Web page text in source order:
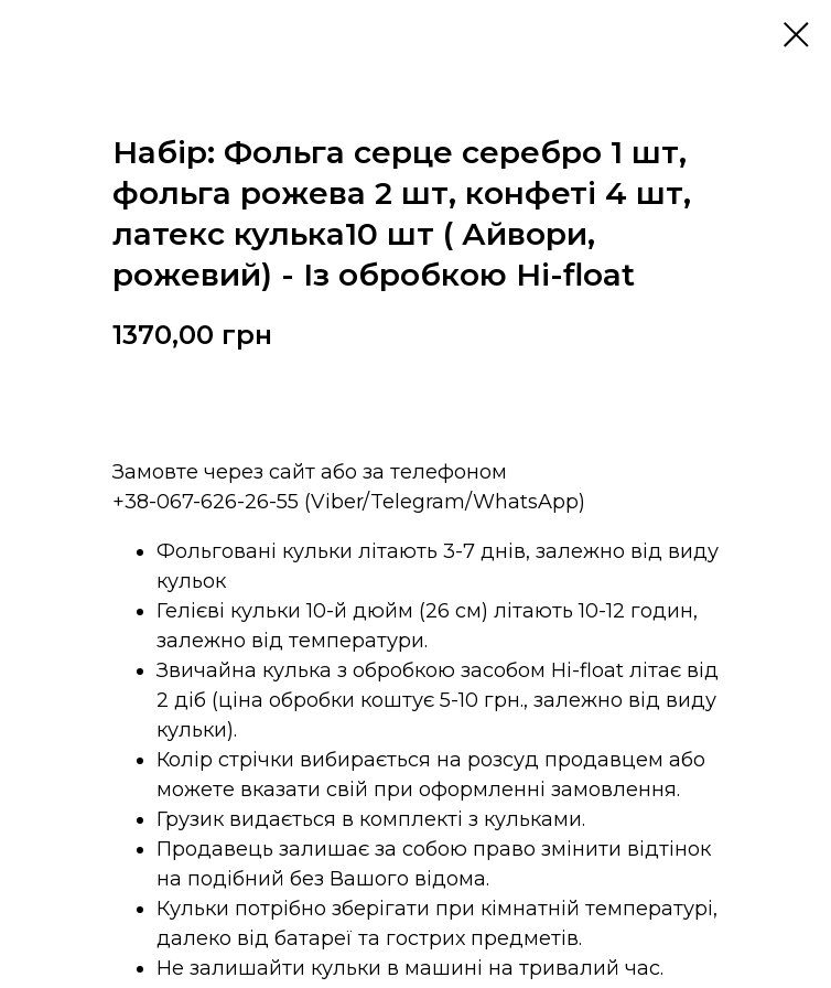
Набір: Фольга серце серебро 1 шт,
фольга рожева 2 шт, конфеті 4 шт,
латекс кулька10 шт ( Айвори,
рожевий) - Із обробкою Hi-float
1370,00 грн
Замовте через сайт або за телефоном
+38-067-626-26-55 (Viber/Telegram/WhatsApp)
Фольговані кульки літають 3-7 днів, залежно від виду
кульок
Гелієві кульки 10-й дюйм (26 см) літають 10-12 годин,
залежно від температури.
Звичайна кулька з обробкою засобом Hi-float літає від
2 діб (ціна обробки коштує 5-10 грн., залежно від виду
кульки).
Колір стрічки вибирається на розсуд продавцем або
можете вказати свій при оформленні замовлення.
Грузик видається в комплекті з кульками.
Продавець залишає за собою право змінити відтінок
на подібний без Вашого відома.
Кульки потрібно зберігати при кімнатній температурі,
далеко від батареї та гострих предметів.
Не залишайти кульки в машині на тривалий час.